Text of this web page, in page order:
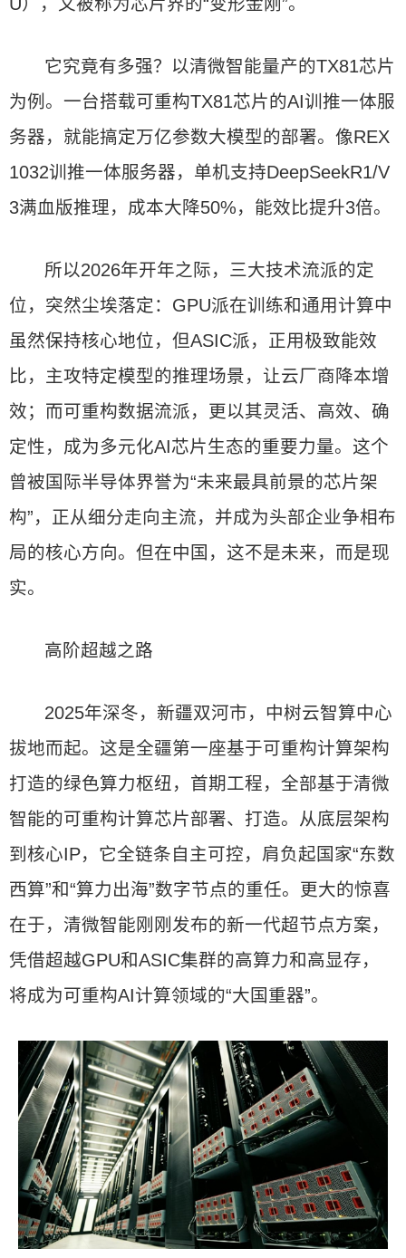
它究竟有多强？以清微智能量产的TX81芯片
为例。一台搭载可重构TX81芯片的AI训推一体服
务器，就能搞定万亿参数大模型的部署。像REX
1032训推一体服务器，单机支持DeepSeekR1/V
3满血版推理，成本大降50%，能效比提升3倍。
所以2026年开年之际，三大技术流派的定
位，突然尘埃落定：GPU派在训练和通用计算中
虽然保持核心地位，但ASIC派，正用极致能效
比，主攻特定模型的推理场景，让云厂商降本增
效；而可重构数据流派，更以其灵活、高效、确
定性，成为多元化AI芯片生态的重要力量。这个
曾被国际半导体界誉为“未来最具前景的芯片架
构”，正从细分走向主流，并成为头部企业争相布
局的核心方向。但在中国，这不是未来，而是现
实。
高阶超越之路
2025年深冬，新疆双河市，中树云智算中心
拔地而起。这是全疆第一座基于可重构计算架构
打造的绿色算力枢纽，首期工程，全部基于清微
智能的可重构计算芯片部署、打造。从底层架构
到核心IP，它全链条自主可控，肩负起国家“东数
西算”和“算力出海”数字节点的重任。更大的惊喜
在于，清微智能刚刚发布的新一代超节点方案，
凭借超越GPU和ASIC集群的高算力和高显存，
将成为可重构AI计算领域的“大国重器”。